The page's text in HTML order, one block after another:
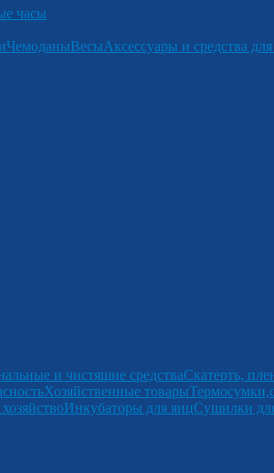
часы
ЧемоданыВесыАксессуары и средства
и чистящие средстваСкатерть,
Хозяйственные товары
Инкубаторы для яицСушилки